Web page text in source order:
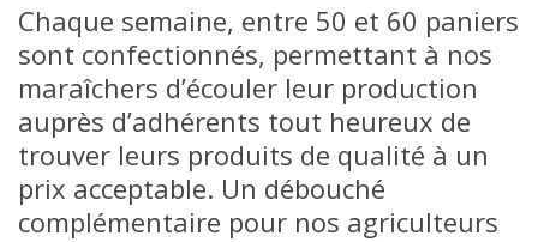
Chaque semaine, entre 50 et 60 paniers
sont confectionnés, permettant à nos
maraîchers d’écouler leur production
auprès d’adhérents tout heureux de
trouver leurs produits de qualité à un
prix acceptable. Un débouché
complémentaire pour nos agriculteurs